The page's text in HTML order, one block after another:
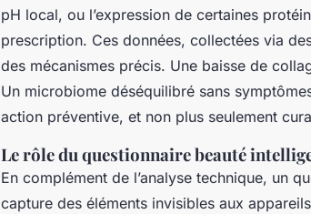
pH local, ou l’expression de certaines
prescription. Ces données, collectées via
des mécanismes précis. Une baisse de
Un microbiome déséquilibré sans
action préventive, et non plus seulement
Le rôle du questionnaire beauté
En complément de l’analyse technique, un
capture des éléments invisibles aux